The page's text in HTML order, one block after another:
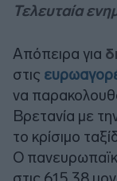
Τελευταία
Απόπειρα για
στις
να
Βρετανία με
το κρίσιμο
Ο